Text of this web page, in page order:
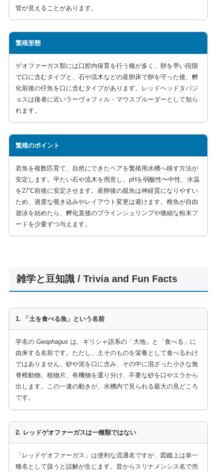
管が見えることがあります。
繁殖形態
ゲオファーガス類には口腔内保育を行う種が多く、卵を早い段階
で口に含むタイプと、石や流木などの産卵床で卵を守った後、孵
化前後の仔魚を口に含むタイプがあります。レッドヘッドタパジ
ョスは後者に近いラーヴォフィル・マウスブルーダーとして知ら
れます。
繁殖のポイント
若魚を複数匹育て、自然にできたペアを繁殖用水槽へ移す方法が
安定します。平たい石や流木を用意し、pHを弱酸性〜中性、水温
を27℃前後に安定させます。産卵後の親魚は神経質になりやすい
ため、過度な覗き込みやレイアウト変更は避けます。稚魚が自由
遊泳を始めたら、孵化直後のブラインシュリンプや微細な粉末フ
ードを少量ずつ与えます。
雑学と豆知識 / Trivia and Fun Facts
1. 「土を食べる魚」という名前
学名のGeophagus は、ギリシャ語系の「大地」と「食べる」に
由来する名前です。ただし、土そのものを栄養として食べるわけ
ではありません。砂や泥を口に含み、その中に混ざった小さな無
脊椎動物、植物片、有機物を選り分け、不要な砂を口やエラから
出します。この一連の動きが、水槽内で見られる最大の見どころ
です。
2. レッドゲオファーガスは一種類ではない
「レッドゲオファーガス」は便利な流通名ですが、図鑑上は単一
種名として扱うと誤解が生じます。昔からスリナメンシス名で売